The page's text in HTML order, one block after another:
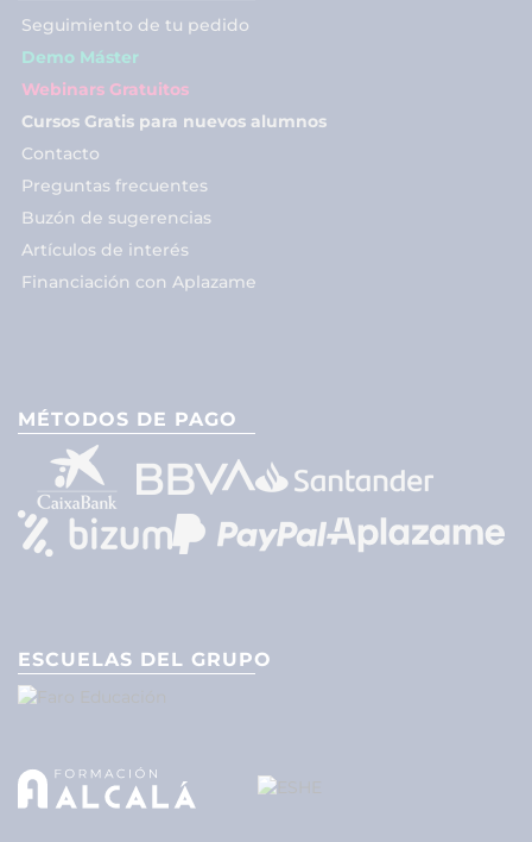
Seguimiento de tu pedido
Demo Máster
Webinars Gratuitos
Cursos Gratis para nuevos alumnos
Contacto
Preguntas frecuentes
Buzón de sugerencias
Artículos de interés
Financiación con Aplazame
MÉTODOS DE PAGO
ESCUELAS DEL GRUPO